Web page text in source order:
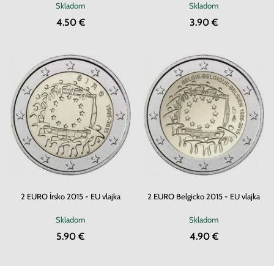
Skladom
4.50 €
Skladom
3.90 €
2 EURO Írsko 2015 - EU vlajka
Skladom
5.90 €
2 EURO Belgicko 2015 - EU vlajka
Skladom
4.90 €